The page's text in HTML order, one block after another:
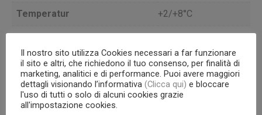
Temperatur +2/+8°C
Kondensatoreinheit steckerfertig
Interne Kapazität 600×400 mm Roste
Korpus
Il nostro sito utilizza Cookies necessari a far funzionare
il sito e altri, che richiedono il tuo consenso, per finalità di
marketing, analitici e di performance. Puoi avere maggiori
dettagli visionando l’informativa (Clicca qui) e bloccare
l'uso di tutti o solo di alcuni cookies grazie
all'impostazione cookies.